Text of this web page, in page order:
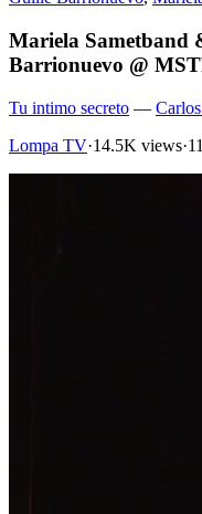
Mariela Sametband
Barrionuevo @
Tu intimo secreto —
Lompa TV·14.5K views·